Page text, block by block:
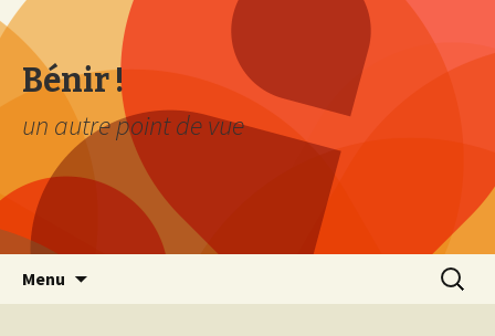
Bénir !
un autre point de vue
Menu
pour :